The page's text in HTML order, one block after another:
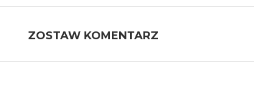
ZOSTAW KOMENTARZ